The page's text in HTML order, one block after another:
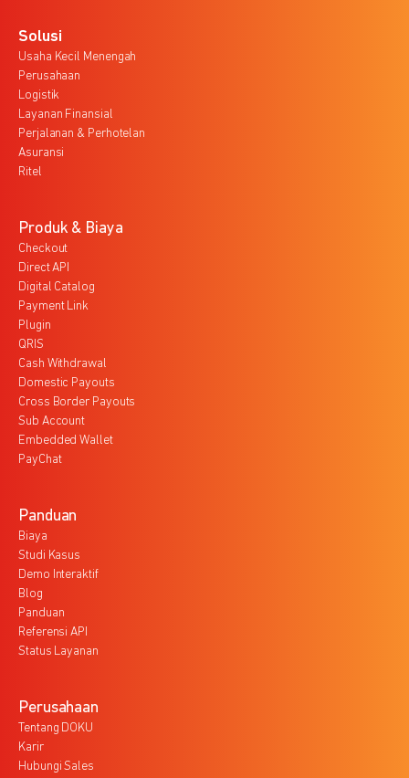
Solusi
Usaha Kecil Menengah
Perusahaan
Logistik
Layanan Finansial
Perjalanan & Perhotelan
Asuransi
Ritel
Produk & Biaya
Checkout
Direct API
Digital Catalog
Payment Link
Plugin
QRIS
Cash Withdrawal
Domestic Payouts
Cross Border Payouts
Sub Account
Embedded Wallet
PayChat
Panduan
Biaya
Studi Kasus
Demo Interaktif
Blog
Panduan
Referensi API
Status Layanan
Perusahaan
Tentang DOKU
Karir
Hubungi Sales